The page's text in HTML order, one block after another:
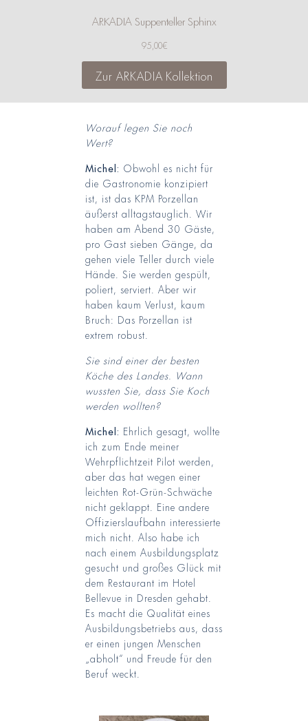
ARKADIA Suppenteller Sphinx
95,00€
Zur ARKADIA Kollektion
Worauf legen Sie noch
Wert?
Michel: Obwohl es nicht für
die Gastronomie konzipiert
ist, ist das KPM Porzellan
äußerst alltagstauglich. Wir
haben am Abend 30 Gäste,
pro Gast sieben Gänge, da
gehen viele Teller durch viele
Hände. Sie werden gespült,
poliert, serviert. Aber wir
haben kaum Verlust, kaum
Bruch: Das Porzellan ist
extrem robust.
Sie sind einer der besten
Köche des Landes. Wann
wussten Sie, dass Sie Koch
werden wollten?
Michel: Ehrlich gesagt, wollte
ich zum Ende meiner
Wehrpflichtzeit Pilot werden,
aber das hat wegen einer
leichten Rot-Grün-Schwäche
nicht geklappt. Eine andere
Offizierslaufbahn interessierte
mich nicht. Also habe ich
nach einem Ausbildungsplatz
gesucht und großes Glück mit
dem Restaurant im Hotel
Bellevue in Dresden gehabt.
Es macht die Qualität eines
Ausbildungsbetriebs aus, dass
er einen jungen Menschen
„abholt“ und Freude für den
Beruf weckt.